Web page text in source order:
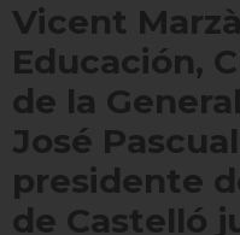
Vicent
Educación,
de la
José
presidente
de Castelló